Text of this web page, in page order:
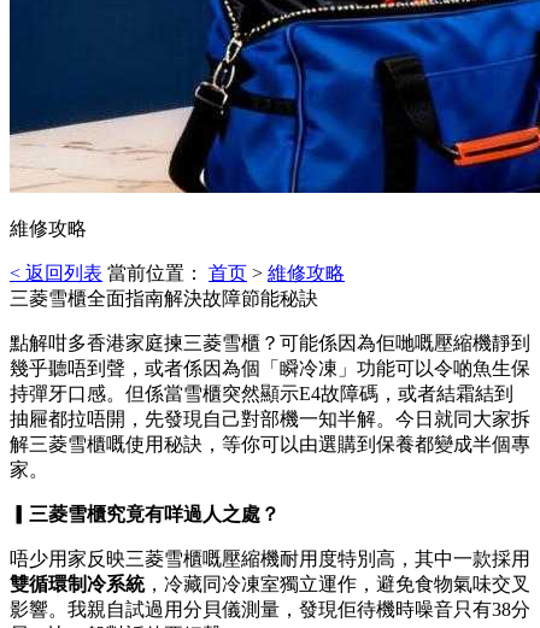
維修攻略
< 返回列表 當前位置： 首页 > 維修攻略
三菱雪櫃全面指南解決故障節能秘訣
點解咁多香港家庭揀三菱雪櫃？可能係因為佢哋嘅壓縮機靜到
幾乎聽唔到聲，或者係因為個「瞬冷凍」功能可以令啲魚生保
持彈牙口感。但係當雪櫃突然顯示E4故障碼，或者結霜結到
抽屜都拉唔開，先發現自己對部機一知半解。今日就同大家拆
解三菱雪櫃嘅使用秘訣，等你可以由選購到保養都變成半個專
家。
▎三菱雪櫃究竟有咩過人之處？
唔少用家反映三菱雪櫃嘅壓縮機耐用度特別高，其中一款採用
雙循環制冷系統，冷藏同冷凍室獨立運作，避免食物氣味交叉
影響。我親自試過用分貝儀測量，發現佢待機時噪音只有38分